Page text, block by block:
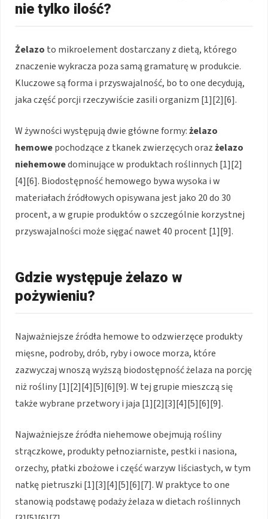
nie tylko ilość?
Żelazo to mikroelement dostarczany z dietą, którego
znaczenie wykracza poza samą gramaturę w produkcie.
Kluczowe są forma i przyswajalność, bo to one decydują,
jaka część porcji rzeczywiście zasili organizm [1][2][6].
W żywności występują dwie główne formy:żelazo
hemowepochodzące z tkanek zwierzęcych orazżelazo
niehemowedominujące w produktach roślinnych [1][2]
[4][6]. Biodostępność hemowego bywa wysoka i w
materiałach źródłowych opisywana jest jako 20 do 30
procent, a w grupie produktów o szczególnie korzystnej
przyswajalności może sięgać nawet 40 procent [1][9].
Gdzie występuje żelazo w
pożywieniu?
Najważniejsze źródła hemowe to odzwierzęce produkty
mięsne, podroby, drób, ryby i owoce morza, które
zazwyczaj wnoszą wyższą biodostępność żelaza na porcję
niż rośliny [1][2][4][5][6][9]. W tej grupie mieszczą się
także wybrane przetwory i jaja [1][2][3][4][5][6][9].
Najważniejsze źródła niehemowe obejmują rośliny
strączkowe, produkty pełnoziarniste, pestki i nasiona,
orzechy, płatki zbożowe i część warzyw liściastych, w tym
natkę pietruszki [1][3][4][5][6][7]. W praktyce to one
stanowią podstawę podaży żelaza w dietach roślinnych